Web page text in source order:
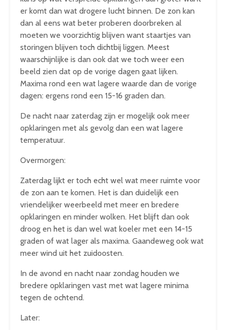
er komt dan wat drogere lucht binnen. De zon kan
dan al eens wat beter proberen doorbreken al
moeten we voorzichtig blijven want staartjes van
storingen blijven toch dichtbij liggen. Meest
waarschijnlijke is dan ook dat we toch weer een
beeld zien dat op de vorige dagen gaat lijken.
Maxima rond een wat lagere waarde dan de vorige
dagen: ergens rond een 15-16 graden dan.
De nacht naar zaterdag zijn er mogelijk ook meer
opklaringen met als gevolg dan een wat lagere
temperatuur.
Overmorgen:
Zaterdag lijkt er toch echt wel wat meer ruimte voor
de zon aan te komen. Het is dan duidelijk een
vriendelijker weerbeeld met meer en bredere
opklaringen en minder wolken. Het blijft dan ook
droog en het is dan wel wat koeler met een 14-15
graden of wat lager als maxima. Gaandeweg ook wat
meer wind uit het zuidoosten.
In de avond en nacht naar zondag houden we
bredere opklaringen vast met wat lagere minima
tegen de ochtend.
Later: